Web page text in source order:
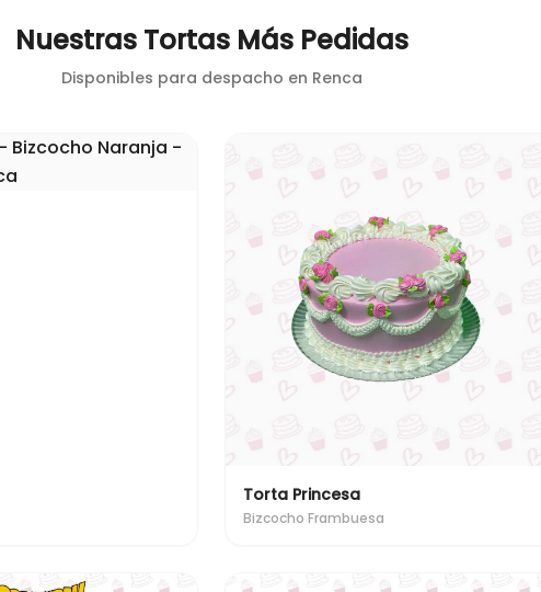
Nuestras Tortas Más Pedidas
Disponibles para despacho en Renca
Torta Princesa
Bizcocho Frambuesa